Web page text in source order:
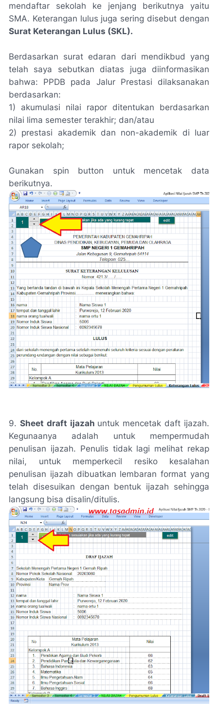
mendaftar sekolah ke jenjang berikutnya yaitu
SMA. Keterangan lulus juga sering disebut dengan
Surat Keterangan Lulus (SKL).
Berdasarkan surat edaran dari mendikbud yang
telah saya sebutkan diatas juga diinformasikan
bahwa: PPDB pada Jalur Prestasi dilaksanakan
berdasarkan:
1) akumulasi nilai rapor ditentukan berdasarkan
nilai lima semester terakhir; dan/atau
2) prestasi akademik dan non-akademik di luar
rapor sekolah;
Gunakan spin button untuk mencetak data
berikutnya.
9. Sheet draft ijazah untuk mencetak daft ijazah.
Kegunaanya adalah untuk mempermudah
penulisan ijazah. Penulis tidak lagi melihat rekap
nilai, untuk memperkecil resiko kesalahan
penulisan ijazah dibuatkan lembaran format yang
telah disesuikan dengan bentuk ijazah sehingga
langsung bisa disalin/ditulis.